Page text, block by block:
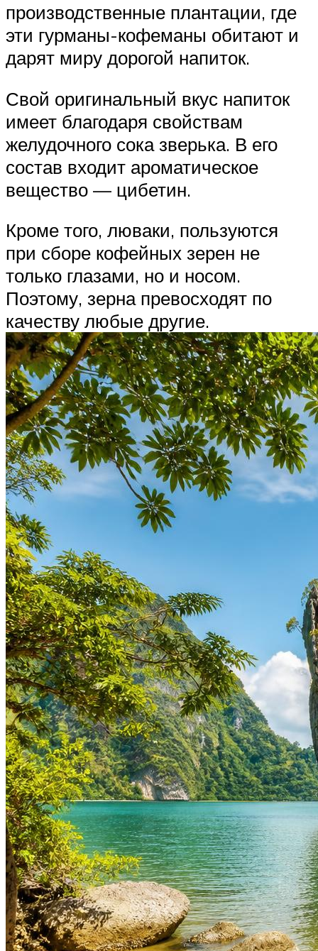
производственные плантации, где
эти гурманы-кофеманы обитают и
дарят миру дорогой напиток.
Свой оригинальный вкус напиток
имеет благодаря свойствам
желудочного сока зверька. В его
состав входит ароматическое
вещество — цибетин.
Кроме того, люваки, пользуются
при сборе кофейных зерен не
только глазами, но и носом.
Поэтому, зерна превосходят по
качеству любые другие.